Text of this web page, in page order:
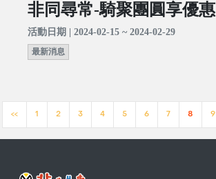
非同尋常-騎聚團圓享優惠
活動日期 | 2024-02-15 ~ 2024-02-29
最新消息
<< 1 2 3 4 5 6 7 8 9